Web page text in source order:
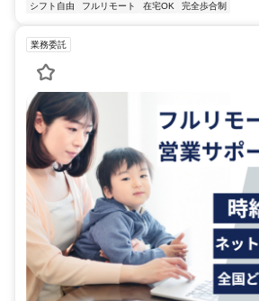
シフト自由 フルリモート 在宅OK 完全歩合制
業務委託